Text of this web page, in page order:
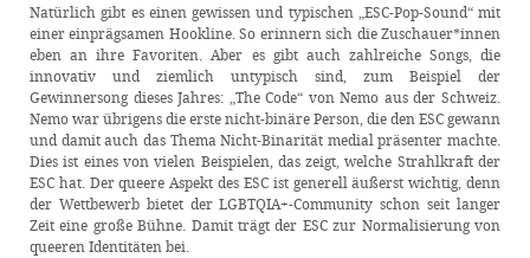
Natürlich gibt es einen gewissen und typischen „ESC-Pop-Sound“ mit
einer einprägsamen Hookline. So erinnern sich die Zuschauer*innen
eben an ihre Favoriten. Aber es gibt auch zahlreiche Songs, die
innovativ und ziemlich untypisch sind, zum Beispiel der
Gewinnersong dieses Jahres: „The Code“ von Nemo aus der Schweiz.
Nemo war übrigens die erste nicht-binäre Person, die den ESC gewann
und damit auch das Thema Nicht-Binarität medial präsenter machte.
Dies ist eines von vielen Beispielen, das zeigt, welche Strahlkraft der
ESC hat. Der queere Aspekt des ESC ist generell äußerst wichtig, denn
der Wettbewerb bietet der LGBTQIA+-Community schon seit langer
Zeit eine große Bühne. Damit trägt der ESC zur Normalisierung von
queeren Identitäten bei.